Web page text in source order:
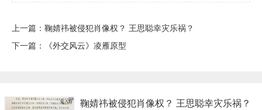
上一篇： ​鞠婧祎被侵犯肖像权？ 王思聪幸灾乐祸？
下一篇：
​《外交风云》凌雁原型
​鞠婧祎被侵犯肖像权？ 王思聪幸灾乐祸？